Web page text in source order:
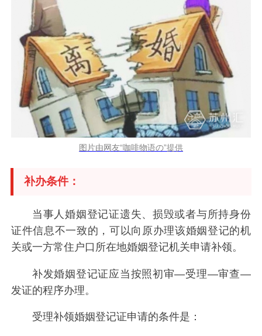
图片由网友“咖啡物语の”提供
补办条件：
当事人婚姻登记证遗失、损毁或者与所持身份
证件信息不一致的，可以向原办理该婚姻登记的机
关或一方常住户口所在地婚姻登记机关申请补领。
补发婚姻登记证应当按照初审—受理—审查—
发证的程序办理。
受理补领婚姻登记证申请的条件是：